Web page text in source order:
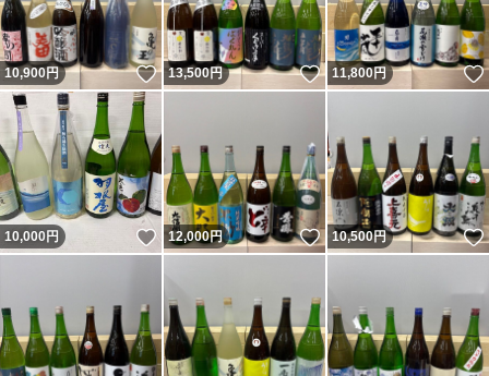
10,900円 いいね！
13,500円 いいね！
11,800円
10,000円 いいね！
12,000円 いいね！
10,500円